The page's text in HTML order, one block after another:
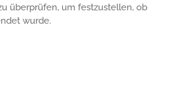
überprüfen, um festzustellen, ob
wurde.